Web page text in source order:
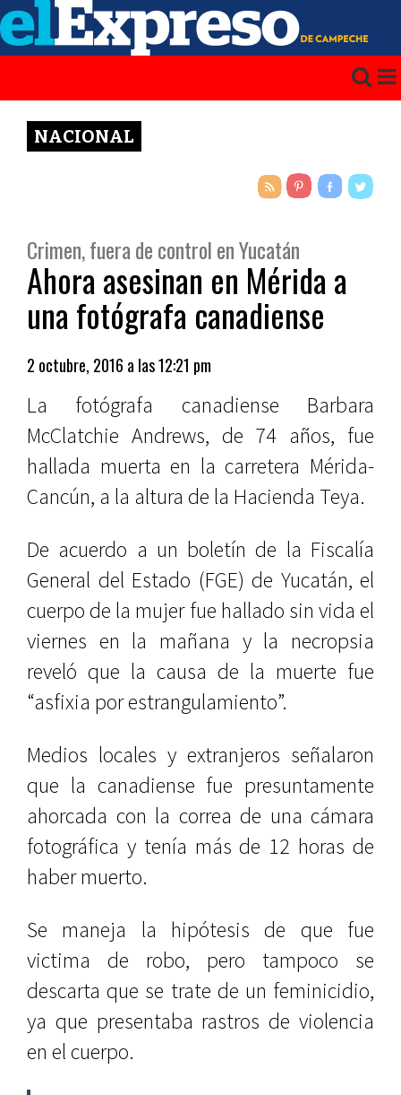
NACIONAL
Crimen, fuera de control en Yucatán
Ahora asesinan en Mérida a
una fotógrafa canadiense
2 octubre, 2016 a las 12:21 pm
La fotógrafa canadiense Barbara
McClatchie Andrews, de 74 años, fue
hallada muerta en la carretera Mérida-
Cancún, a la altura de la Hacienda Teya.
De acuerdo a un boletín de la Fiscalía
General del Estado (FGE) de Yucatán, el
cuerpo de la mujer fue hallado sin vida el
viernes en la mañana y la necropsia
reveló que la causa de la muerte fue
“asfixia por estrangulamiento”.
Medios locales y extranjeros señalaron
que la canadiense fue presuntamente
ahorcada con la correa de una cámara
fotográfica y tenía más de 12 horas de
haber muerto.
Se maneja la hipótesis de que fue
victima de robo, pero tampoco se
descarta que se trate de un feminicidio,
ya que presentaba rastros de violencia
en el cuerpo.